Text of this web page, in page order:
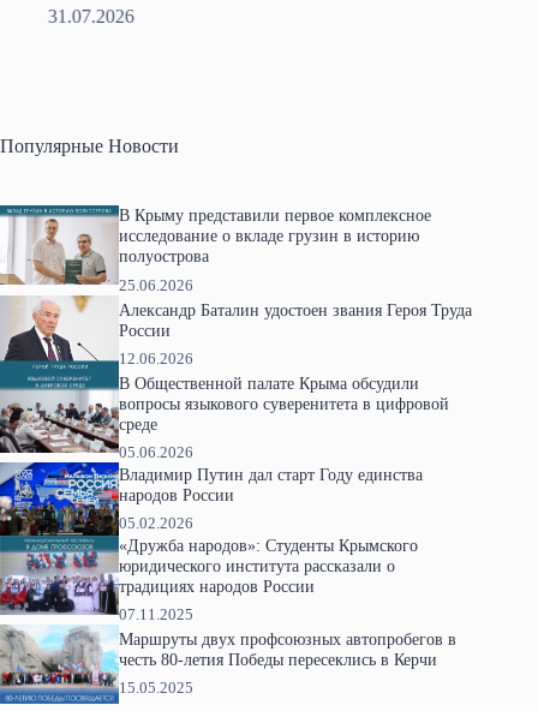
31.07.2026
Популярные Новости
В Крыму представили первое комплексное
исследование о вкладе грузин в историю
полуострова
25.06.2026
Александр Баталин удостоен звания Героя Труда
России
12.06.2026
В Общественной палате Крыма обсудили
вопросы языкового суверенитета в цифровой
среде
05.06.2026
Владимир Путин дал старт Году единства
народов России
05.02.2026
«Дружба народов»: Студенты Крымского
юридического института рассказали о
традициях народов России
07.11.2025
Маршруты двух профсоюзных автопробегов в
честь 80-летия Победы пересеклись в Керчи
15.05.2025